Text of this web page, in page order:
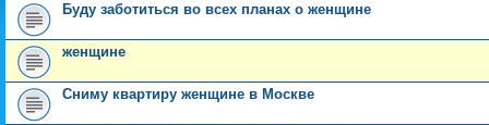
Буду заботиться во всех планах о женщине
женщине
Сниму квартиру женщине в Москве